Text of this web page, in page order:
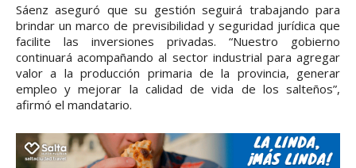
Sáenz aseguró que su gestión seguirá trabajando para
brindar un marco de previsibilidad y seguridad jurídica que
facilite las inversiones privadas. “Nuestro gobierno
continuará acompañando al sector industrial para agregar
valor a la producción primaria de la provincia, generar
empleo y mejorar la calidad de vida de los salteños”,
afirmó el mandatario.